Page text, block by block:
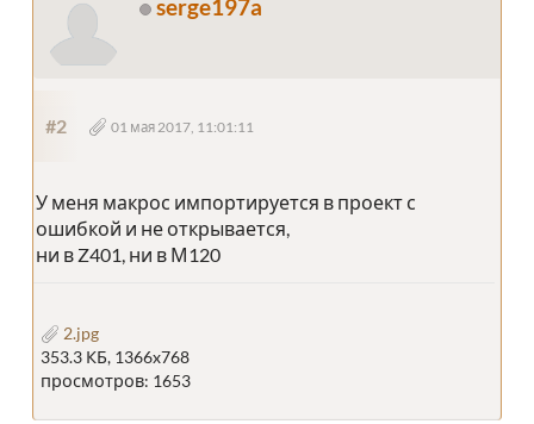
serge197a
#2 01 мая 2017, 11:01:11
У меня макрос импортируется в проект с
ошибкой и не открывается,
ни в Z401, ни в М120
2.jpg
353.3 КБ, 1366x768
просмотров: 1653